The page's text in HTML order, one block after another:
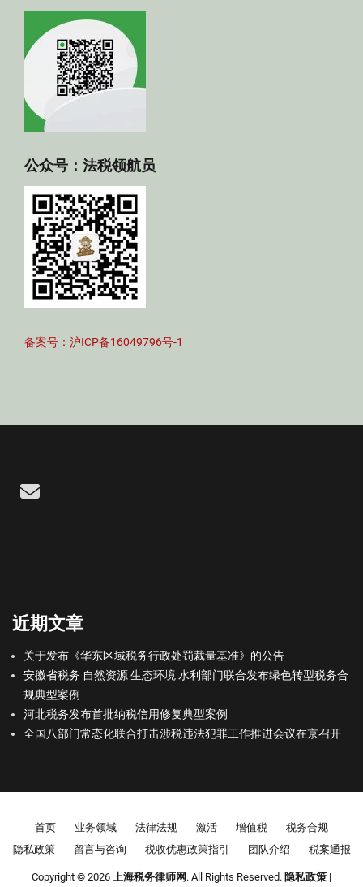
公众号：法税领航员
备案号：沪ICP备16049796号-1
Email
近期文章
关于发布《华东区域税务行政处罚裁量基准》的公告
安徽省税务 自然资源 生态环境 水利部门联合发布绿色转型税务合
规典型案例
河北税务发布首批纳税信用修复典型案例
全国八部门常态化联合打击涉税违法犯罪工作推进会议在京召开
Footer menu
首页 业务领域 法律法规 激活 增值税
税务合规
隐私政策
留言与咨询 税收优惠政策指引 团队介绍 税案通报
Copyright © 2026 上海税务律师网 . All Rights Reserved. 隐私政策 |